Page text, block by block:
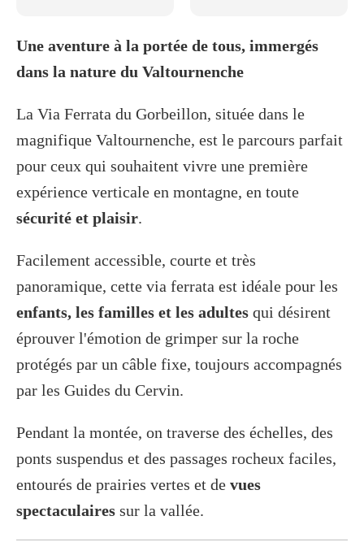
Une aventure à la portée de tous, immergés
dans la nature du Valtournenche
La Via Ferrata du Gorbeillon, située dans le
magnifique Valtournenche, est le parcours parfait
pour ceux qui souhaitent vivre une première
expérience verticale en montagne, en toute
sécurité et plaisir.
Facilement accessible, courte et très
panoramique, cette via ferrata est idéale pour les
enfants, les familles et les adultes qui désirent
éprouver l'émotion de grimper sur la roche
protégés par un câble fixe, toujours accompagnés
par les Guides du Cervin.
Pendant la montée, on traverse des échelles, des
ponts suspendus et des passages rocheux faciles,
entourés de prairies vertes et de vues
spectaculaires sur la vallée.